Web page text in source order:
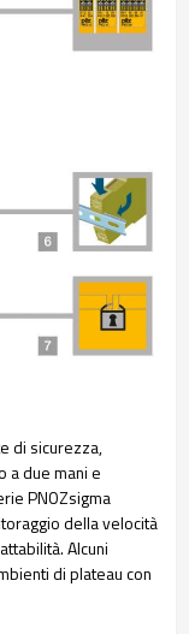
di sicurezza,
a due mani e
PNOZsigma
della velocità
Alcuni
di plateau con